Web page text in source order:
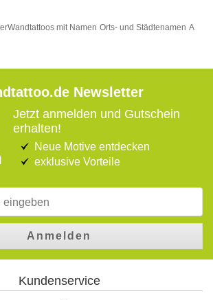
Wandtattoos mit Namen Orts- und Städtenamen A
Newsletter
Jetzt anmelden und Gutschein
erhalten!
Neue Motive entdecken
exklusive Vorteile
Anmelden
Kundenservice